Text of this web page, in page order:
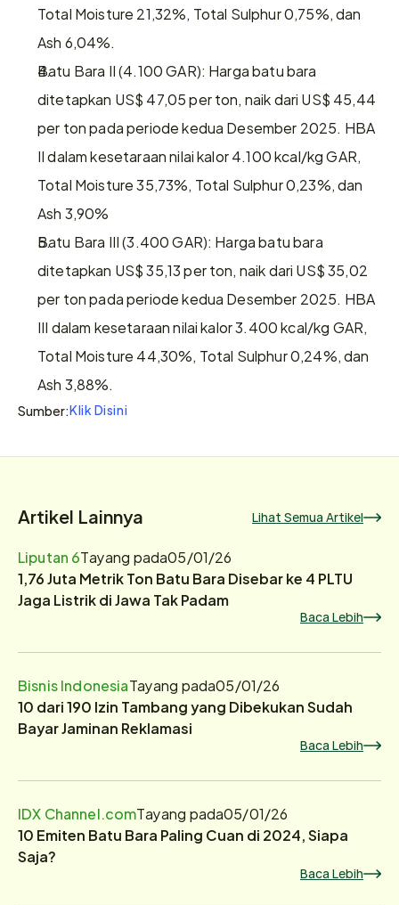
Total Moisture 21,32%, Total Sulphur 0,75%, dan
Ash 6,04%.
Batu Bara II (4.100 GAR): Harga batu bara
ditetapkan US$ 47,05 per ton, naik dari US$ 45,44
per ton pada periode kedua Desember 2025. HBA
II dalam kesetaraan nilai kalor 4.100 kcal/kg GAR,
Total Moisture 35,73%, Total Sulphur 0,23%, dan
Ash 3,90%
Batu Bara III (3.400 GAR): Harga batu bara
ditetapkan US$ 35,13 per ton, naik dari US$ 35,02
per ton pada periode kedua Desember 2025. HBA
III dalam kesetaraan nilai kalor 3.400 kcal/kg GAR,
Total Moisture 44,30%, Total Sulphur 0,24%, dan
Ash 3,88%.
Sumber:Klik Disini
Artikel Lainnya Lihat Semua Artikel
Liputan 6Tayang pada05/01/26
1,76 Juta Metrik Ton Batu Bara Disebar ke 4 PLTU
Jaga Listrik di Jawa Tak Padam
Baca Lebih
Bisnis IndonesiaTayang pada05/01/26
10 dari 190 Izin Tambang yang Dibekukan Sudah
Bayar Jaminan Reklamasi
Baca Lebih
IDX Channel.comTayang pada05/01/26
10 Emiten Batu Bara Paling Cuan di 2024, Siapa
Saja?
Baca Lebih